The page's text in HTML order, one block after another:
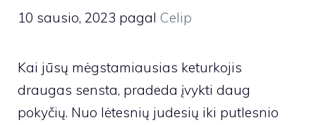
10 sausio, 2023 pagal Celip
Kai jūsų mėgstamiausias keturkojis
draugas sensta, pradeda įvykti daug
pokyčių. Nuo lėtesnių judesių iki putlesnio